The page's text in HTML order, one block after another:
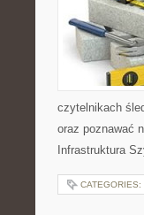
czytelnikach
oraz poznawać
Infrastruktura
CATEGORIES: